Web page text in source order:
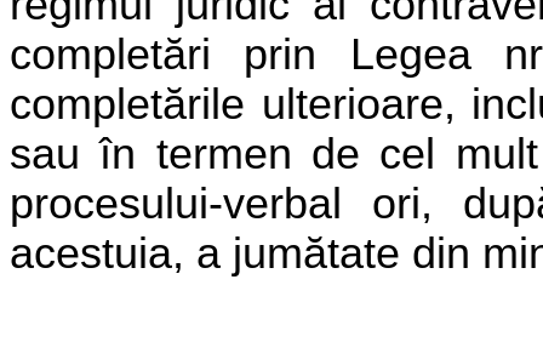
completări prin Legea
completările ulterioare,
sau în termen de cel
procesului-verbal ori,
acestuia, a jumătate din